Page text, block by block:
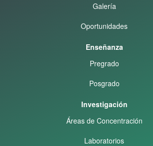
Galería
Oportunidades
Enseñanza
Pregrado
Posgrado
Investigación
Áreas de Concentración
Laboratorios